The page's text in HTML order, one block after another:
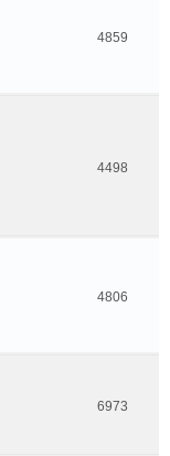
4859
4498
4806
6973